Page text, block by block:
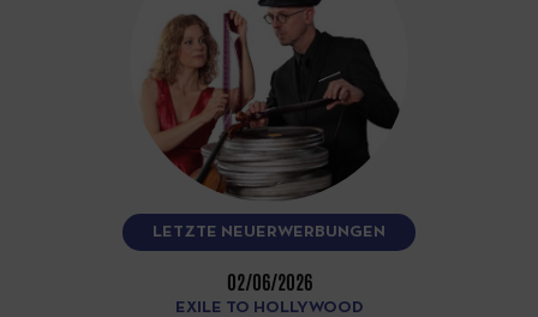
LETZTE NEUERWERBUNGEN
02/06/2026
EXILE TO HOLLYWOOD